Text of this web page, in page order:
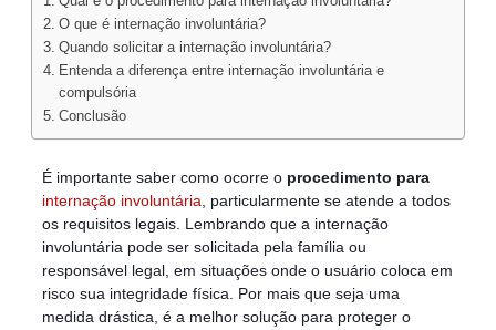
O que é internação involuntária?
Quando solicitar a internação involuntária?
Entenda a diferença entre internação involuntária e
compulsória
Conclusão
É importante saber como ocorre o procedimento para
internação involuntária, particularmente se atende a todos
os requisitos legais. Lembrando que a internação
involuntária pode ser solicitada pela família ou
responsável legal, em situações onde o usuário coloca em
risco sua integridade física. Por mais que seja uma
medida drástica, é a melhor solução para proteger o